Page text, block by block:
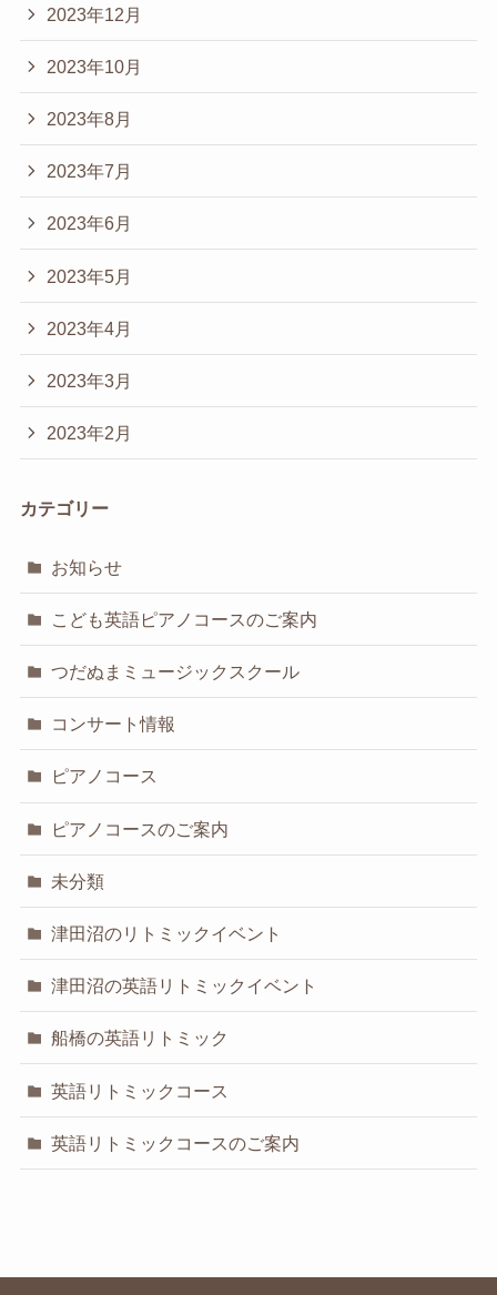
2023年12月
2023年10月
2023年8月
2023年7月
2023年6月
2023年5月
2023年4月
2023年3月
2023年2月
カテゴリー
お知らせ
こども英語ピアノコースのご案内
つだぬまミュージックスクール
コンサート情報
ピアノコース
ピアノコースのご案内
未分類
津田沼のリトミックイベント
津田沼の英語リトミックイベント
船橋の英語リトミック
英語リトミックコース
英語リトミックコースのご案内